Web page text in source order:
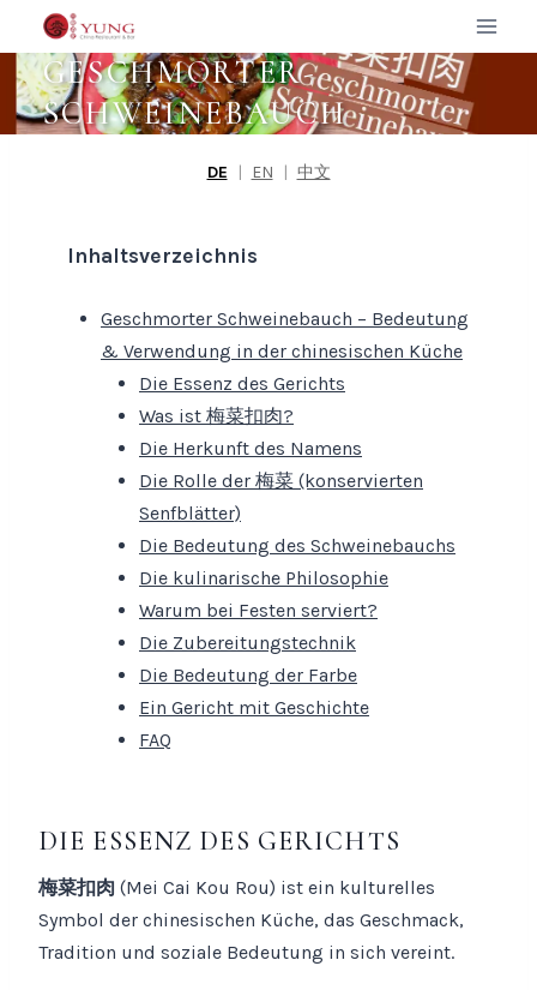
Inhalt
springenGESCHMORTER-
SCHWEINEBAUCH
DE | EN | 中文
Inhaltsverzeichnis
Geschmorter Schweinebauch – Bedeutung
& Verwendung in der chinesischen Küche
Die Essenz des Gerichts
Was ist 梅菜扣肉?
Die Herkunft des Namens
Die Rolle der 梅菜 (konservierten
Senfblätter)
Die Bedeutung des Schweinebauchs
Die kulinarische Philosophie
Warum bei Festen serviert?
Die Zubereitungstechnik
Die Bedeutung der Farbe
Ein Gericht mit Geschichte
FAQ
DIE ESSENZ DES GERICHTS
梅菜扣肉 (Mei Cai Kou Rou) ist ein kulturelles
Symbol der chinesischen Küche, das Geschmack,
Tradition und soziale Bedeutung in sich vereint.